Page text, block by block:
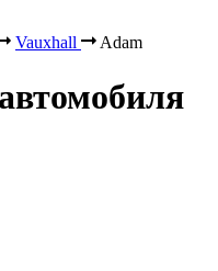
Vauxhall Adam